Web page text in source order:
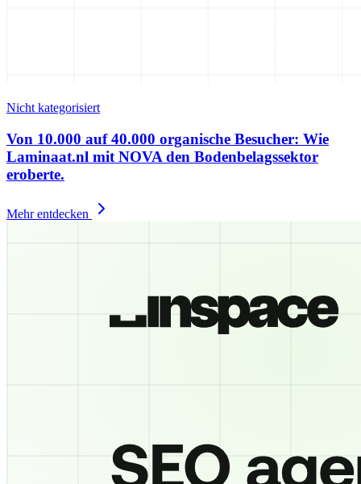
Nicht kategorisiert
Von 10.000 auf 40.000 organische Besucher: Wie
Laminaat.nl mit NOVA den Bodenbelagssektor
eroberte.
Mehr entdecken